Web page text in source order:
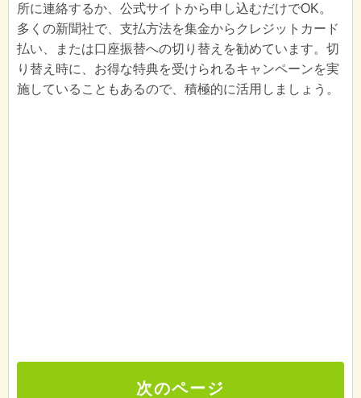
所に連絡するか、公式サイトから申し込むだけでOK。
多くの新聞社で、支払方法を集金からクレジットカード
払い、または口座振替への切り替えを勧めています。切
り替え時に、お得な特典を受けられるキャンペーンを実
施していることもあるので、積極的に活用しましょう。
次のページ